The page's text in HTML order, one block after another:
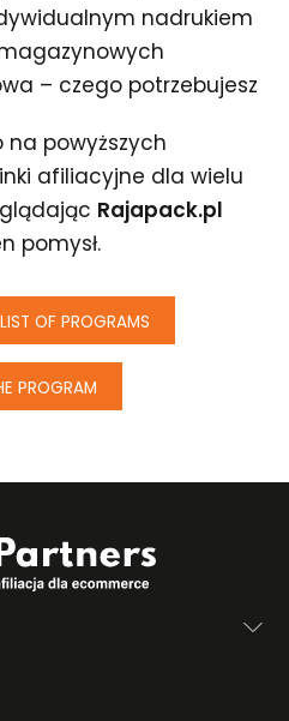
nadrukiem
– czego potrzebujesz
na powyższych
afiliacyjne dla wielu
Rajapack.pl
pomysł.
OF PROGRAMS
PROGRAM